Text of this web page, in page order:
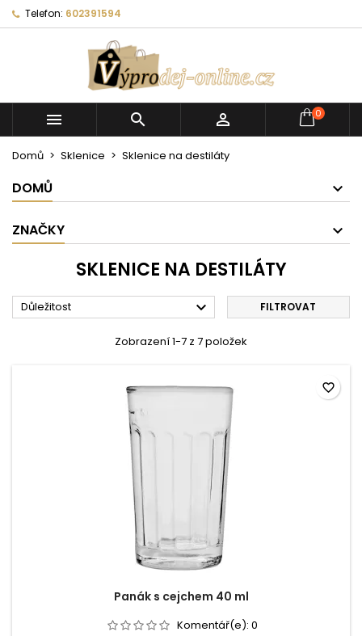
Telefon: 602391594
   0
Domů Sklenice Sklenice na destiláty
DOMŮ
ZNAČKY
SKLENICE NA DESTILÁTY
Důležitost  FILTROVAT
Zobrazení 1-7 z 7 položek
Panák s cejchem 40 ml
Komentář(e): 0
favorite_border